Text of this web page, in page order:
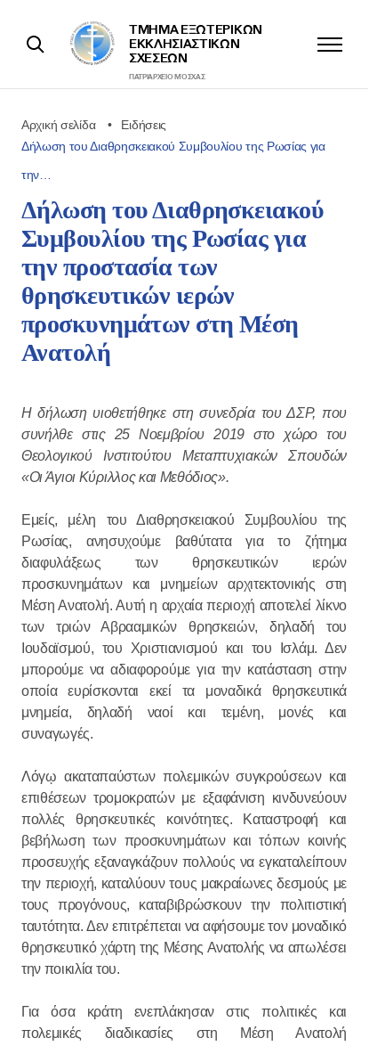
ΤΜΉΜΑ ΕΞΩΤΕΡΙΚΩΝ
ΕΚΚΛΗΣΙΑΣΤΙΚΩΝ
ΣΧΈΣΕΩΝ
ΠΑΤΡΙΑΡΧΕΊΟ ΜΌΣΧΑΣ
Αρχική σελίδα
Ειδήσεις
Δήλωση του Διαθρησκειακού Συμβουλίου της Ρωσίας για
την…
Δήλωση του Διαθρησκειακού
Συμβουλίου της Ρωσίας για
την προστασία των
θρησκευτικών ιερών
προσκυνημάτων στη Μέση
Ανατολή
Η δήλωση υιοθετήθηκε στη συνεδρία του ΔΣΡ, που
συνήλθε στις 25 Νοεμβρίου 2019 στο χώρο του
Θεολογικού Ινστιτούτου Μεταπτυχιακών Σπουδών
«Οι Άγιοι Κύριλλος και Μεθόδιος».
Εμείς, μέλη του Διαθρησκειακού Συμβουλίου της
Ρωσίας, ανησυχούμε βαθύτατα για το ζήτημα
διαφυλάξεως των θρησκευτικών ιερών
προσκυνημάτων και μνημείων αρχιτεκτονικής στη
Μέση Ανατολή. Αυτή η αρχαία περιοχή αποτελεί λίκνο
των τριών Αβρααμικών θρησκειών, δηλαδή του
Ιουδαϊσμού, του Χριστιανισμού και του Ισλάμ. Δεν
μπορούμε να αδιαφορούμε για την κατάσταση στην
οποία ευρίσκονται εκεί τα μοναδικά θρησκευτικά
μνημεία, δηλαδή ναοί και τεμένη, μονές και
συναγωγές.
Λόγῳ ακαταπαύστων πολεμικών συγκρούσεων και
επιθέσεων τρομοκρατών με εξαφάνιση κινδυνεύουν
πολλές θρησκευτικές κοινότητες. Καταστροφή και
βεβήλωση των προσκυνημάτων και τόπων κοινής
προσευχής εξαναγκάζουν πολλούς να εγκαταλείπουν
την περιοχή, καταλύουν τους μακραίωνες δεσμούς με
τους προγόνους, καταβιβρώσκουν την πολιτιστική
ταυτότητα. Δεν επιτρέπεται να αφήσουμε τον μοναδικό
θρησκευτικό χάρτη της Μέσης Ανατολής να απωλέσει
την ποικιλία του.
Για όσα κράτη ενεπλάκησαν στις πολιτικές και
πολεμικές διαδικασίες στη Μέση Ανατολή